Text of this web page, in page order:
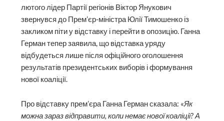
лютого лідер Партії регіонів Віктор Янукович
звернувся до Прем’єр-міністра Юлії Тимошенко із
закликом піти у відставку і перейти в опозицію. Ганна
Герман тепер заявила, що відставка уряду
відбудеться лише після офіційного оголошення
результатів президентських виборів і формування
нової коаліції.
Про відставку прем’єра Ганна Герман сказала: «Як
можна зараз відправити, коли немає нової коаліції? А